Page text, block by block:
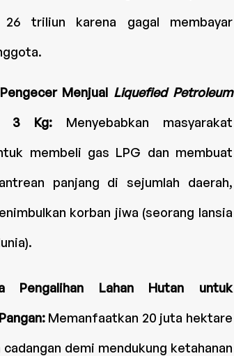
triliun karena gagal membayar
Menjual Liquefied Petroleum
3 Kg: Menyebabkan masyarakat
membeli gas LPG dan membuat
panjang di sejumlah daerah,
korban jiwa (seorang lansia
Pengalihan Lahan Hutan untuk
Memanfaatkan 20 juta hektare
cadangan demi mendukung ketahanan